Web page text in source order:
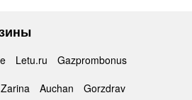
Letu.ru
Gazprombonus
Zarina Auchan
Gorzdrav